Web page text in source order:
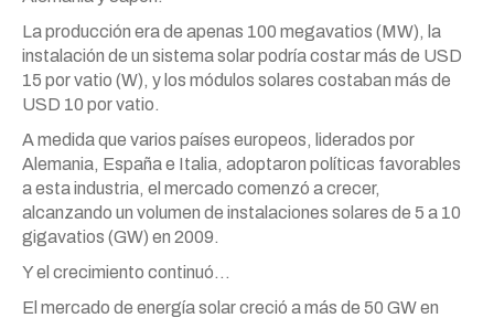
La producción era de apenas 100 megavatios (MW), la
instalación de un sistema solar podría costar más de USD
15 por vatio (W), y los módulos solares costaban más de
USD 10 por vatio.
A medida que varios países europeos, liderados por
Alemania, España e Italia, adoptaron políticas favorables
a esta industria, el mercado comenzó a crecer,
alcanzando un volumen de instalaciones solares de 5 a 10
gigavatios (GW) en 2009.
Y el crecimiento continuó…
El mercado de energía solar creció a más de 50 GW en